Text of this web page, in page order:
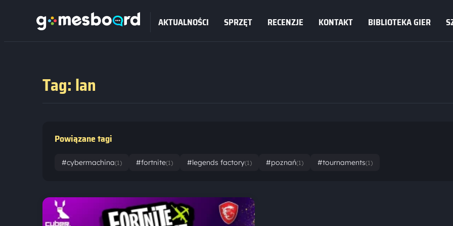
AKTUALNOŚCI SPRZĘT RECENZJE KONTAKT BIBLIOTEKA GIER
Tag: lan
Powiązane tagi
#cybermachina(1) #fortnite(1) #legends factory(1) #poznań(1) #tournaments(1)